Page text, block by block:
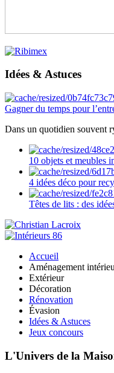
Idées & Astuces
Gagner du temps pour
Dans un quotidien souvent
10 objets et meubles
4 idées déco pour
Têtes de lits : des
Accueil
Aménagement
Extérieur
Décoration
Rénovation
Évasion
Idées & Astuces
Jeux concours
L'Univers de la